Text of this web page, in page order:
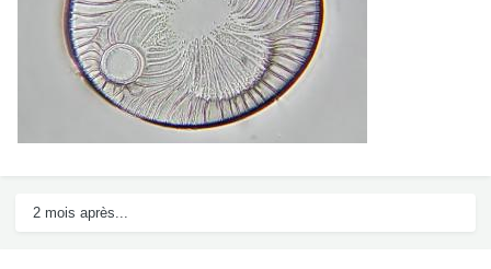
2 mois après...